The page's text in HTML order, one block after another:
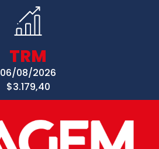
TRM
06/08/2026
$3.179,40